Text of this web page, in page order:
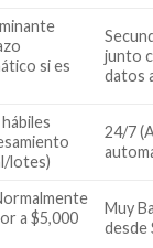
si es
junto
datos
lotes)
24/7
a $5,000
Muy
desde